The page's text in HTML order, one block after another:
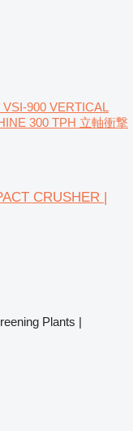
900 VERTICAL
300 TPH 立軸衝撃
CRUSHER |
Plants |